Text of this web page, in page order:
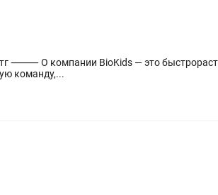
Мы
команду,...